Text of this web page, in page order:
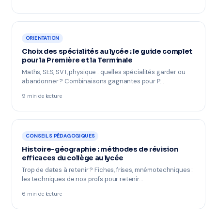
ORIENTATION
Choix des spécialités au lycée : le guide complet
pour la Première et la Terminale
Maths, SES, SVT, physique : quelles spécialités garder ou
abandonner ? Combinaisons gagnantes pour P…
9 min de lecture
CONSEILS PÉDAGOGIQUES
Histoire-géographie : méthodes de révision
efficaces du collège au lycée
Trop de dates à retenir ? Fiches, frises, mnémotechniques :
les techniques de nos profs pour retenir…
6 min de lecture